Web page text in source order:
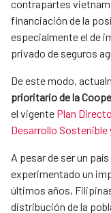
contrapartes
financiación de la
especialmente el de
privado de seguros
De este modo,
prioritario de la
el vigente Plan
Desarrollo Sostenible
A pesar de ser un
experimentado un
últimos años,
distribución de la